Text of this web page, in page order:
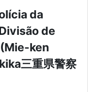
da
de
ken
三重県警察